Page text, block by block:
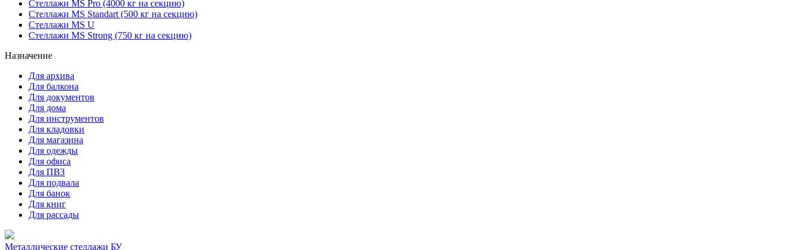
Стеллажи MS Pro (4000 кг на секцию)
Стеллажи MS Standart (500 кг на секцию)
Стеллажи MS U
Стеллажи MS Strong (750 кг на секцию)
Назначение
Для архива
Для балкона
Для документов
Для дома
Для инструментов
Для кладовки
Для магазина
Для одежды
Для офиса
Для ПВЗ
Для подвала
Для банок
Для книг
Для рассады
Металлические стеллажи БУ